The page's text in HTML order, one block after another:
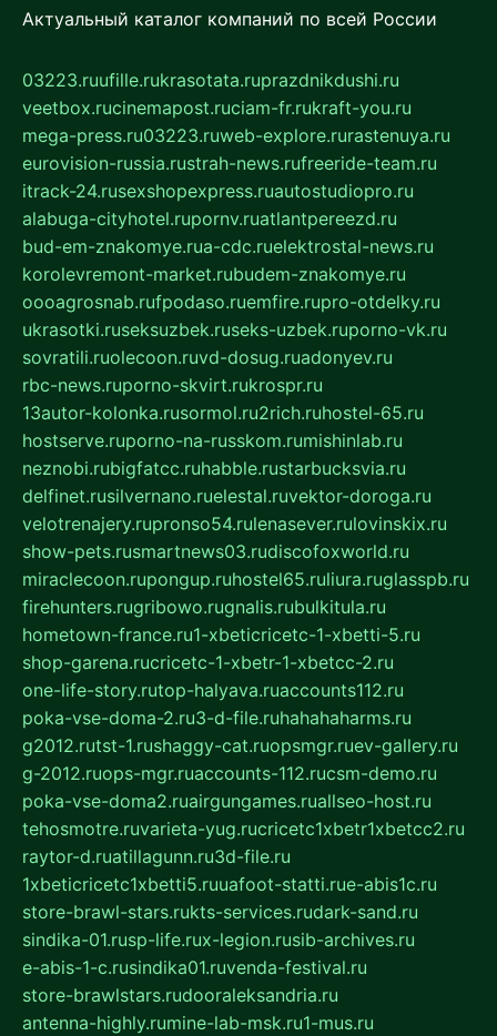
Актуальный каталог компаний по всей России
03223.ruufille.rukrasotata.ruprazdnikdushi.ru
veetbox.rucinemapost.ruciam-fr.rukraft-you.ru
mega-press.ru03223.ruweb-explore.rurastenuya.ru
eurovision-russia.rustrah-news.rufreeride-team.ru
itrack-24.rusexshopexpress.ruautostudiopro.ru
alabuga-cityhotel.rupornv.ruatlantpereezd.ru
bud-em-znakomye.rua-cdc.ruelektrostal-news.ru
korolevremont-market.rubudem-znakomye.ru
oooagrosnab.rufpodaso.ruemfire.rupro-otdelky.ru
ukrasotki.ruseksuzbek.ruseks-uzbek.ruporno-vk.ru
sovratili.ruolecoon.ruvd-dosug.ruadonyev.ru
rbc-news.ruporno-skvirt.rukrospr.ru
13autor-kolonka.rusormol.ru2rich.ruhostel-65.ru
hostserve.ruporno-na-russkom.rumishinlab.ru
neznobi.rubigfatcc.ruhabble.rustarbucksvia.ru
delfinet.rusilvernano.ruelestal.ruvektor-doroga.ru
velotrenajery.rupronso54.rulenasever.rulovinskix.ru
show-pets.rusmartnews03.rudiscofoxworld.ru
miraclecoon.rupongup.ruhostel65.ruliura.ruglasspb.ru
firehunters.rugribowo.rugnalis.rubulkitula.ru
hometown-france.ru1-xbeticricetc-1-xbetti-5.ru
shop-garena.rucricetc-1-xbetr-1-xbetcc-2.ru
one-life-story.rutop-halyava.ruaccounts112.ru
poka-vse-doma-2.ru3-d-file.ruhahahaharms.ru
g2012.rutst-1.rushaggy-cat.ruopsmgr.ruev-gallery.ru
g-2012.ruops-mgr.ruaccounts-112.rucsm-demo.ru
poka-vse-doma2.ruairgungames.ruallseo-host.ru
tehosmotre.ruvarieta-yug.rucricetc1xbetr1xbetcc2.ru
raytor-d.ruatillagunn.ru3d-file.ru
1xbeticricetc1xbetti5.ruuafoot-statti.rue-abis1c.ru
store-brawl-stars.rukts-services.rudark-sand.ru
sindika-01.rusp-life.rux-legion.rusib-archives.ru
e-abis-1-c.rusindika01.ruvenda-festival.ru
store-brawlstars.rudooraleksandria.ru
antenna-highly.rumine-lab-msk.ru1-mus.ru